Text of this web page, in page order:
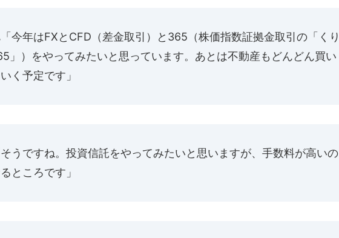
「今年はFXとCFD（差金取引）と365（株価指数証拠金取引の「くり
」）をやってみたいと思っています。あとは不動産もどんどん買い
く予定です」
そうですね。投資信託をやってみたいと思いますが、手数料が高いの
ところです」